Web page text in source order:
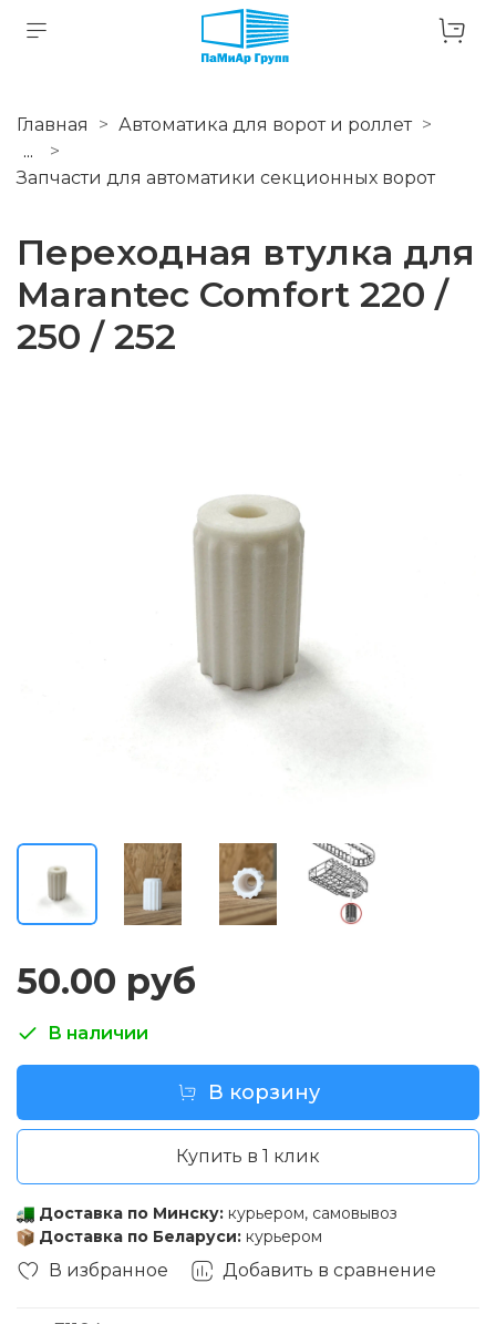
Главная
Автоматика для ворот и роллет
...
Запчасти для автоматики секционных ворот
Переходная втулка для
Marantec Comfort 220 /
250 / 252
В избранное Добавить в сравнение
50.00 руб
В наличии
В корзину
Купить в 1 клик
Доставка по Минску: курьером, самовывоз
Доставка по Беларуси: курьером